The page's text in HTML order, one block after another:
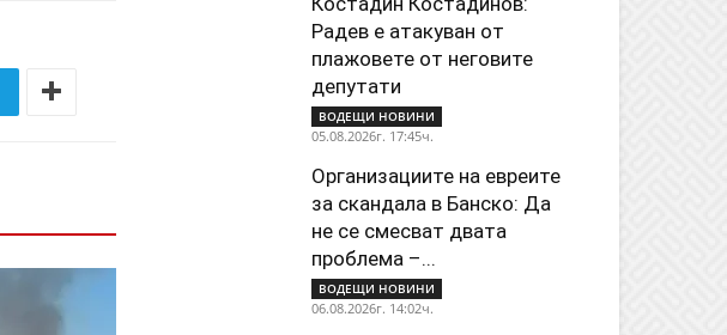
Радев е атакуван от
плажoвете от неговите
депутати
ВОДЕЩИ НОВИНИ
05.08.2026г. 17:45ч.
Организациите на евреите
за скандала в Банско: Да
не се смесват двата
проблема –...
ВОДЕЩИ НОВИНИ
06.08.2026г. 14:02ч.